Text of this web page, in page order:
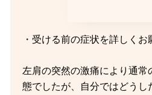
・受ける前の症状を詳しくお
左肩の突然の激痛により通常
態でしたが、自分ではどうし